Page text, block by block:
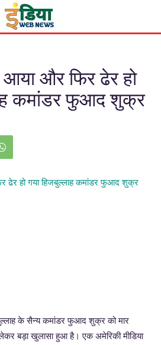
और फिर ढेर हो
कमांडर फुआद शुक्र
के सैन्य कमांडर फुआद शुक्र को मार
बड़ा खुलासा हुआ है। एक अमेरिकी मीडिया